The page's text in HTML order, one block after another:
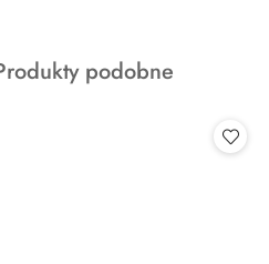
podobne